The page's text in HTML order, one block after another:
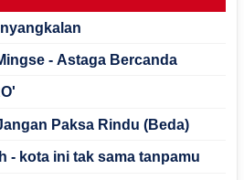
- Astaga Bercanda
Paksa Rindu (Beda)
- kota ini tak sama tanpamu